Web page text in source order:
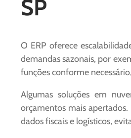
SP
O ERP oferece
demandas sazonais, por
funções conforme
Algumas soluções em
orçamentos mais apertados.
dados fiscais e logísticos,